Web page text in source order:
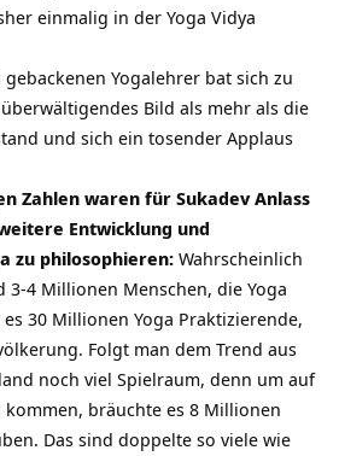
einmalig in der Yoga Vidya
Yogalehrer bat sich zu
Bild als mehr als die
und sich ein tosender Applaus
Zahlen waren für Sukadev Anlass
Entwicklung und
zu philosophieren: Wahrscheinlich
3-4 Millionen Menschen, die Yoga
30 Millionen Yoga Praktizierende,
Folgt man dem Trend aus
noch viel Spielraum, denn um auf
kommen, bräuchte es 8 Millionen
Das sind doppelte so viele wie